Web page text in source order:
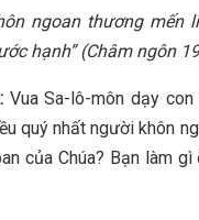
ngoan thương
hạnh” (Châm ngôn
Vua Sa-lô-môn dạy
quý nhất người khôn
của Chúa? Bạn làm